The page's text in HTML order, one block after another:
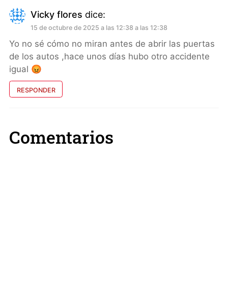
Vicky flores dice:
15 de octubre de 2025 a las 12:38 a las 12:38
Yo no sé cómo no miran antes de abrir las puertas
de los autos ,hace unos días hubo otro accidente
igual 😡
RESPONDER
Comentarios